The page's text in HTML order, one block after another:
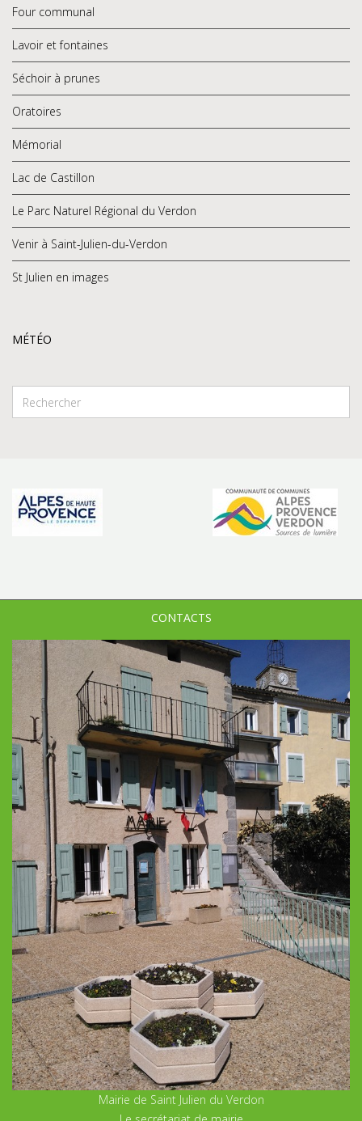
Four communal
Lavoir et fontaines
Séchoir à prunes
Oratoires
Mémorial
Lac de Castillon
Le Parc Naturel Régional du Verdon
Venir à Saint-Julien-du-Verdon
St Julien en images
MÉTÉO
CONTACTS
Mairie de Saint Julien du Verdon